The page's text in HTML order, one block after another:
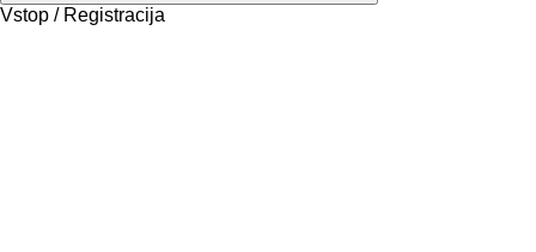
Vstop / Registracija